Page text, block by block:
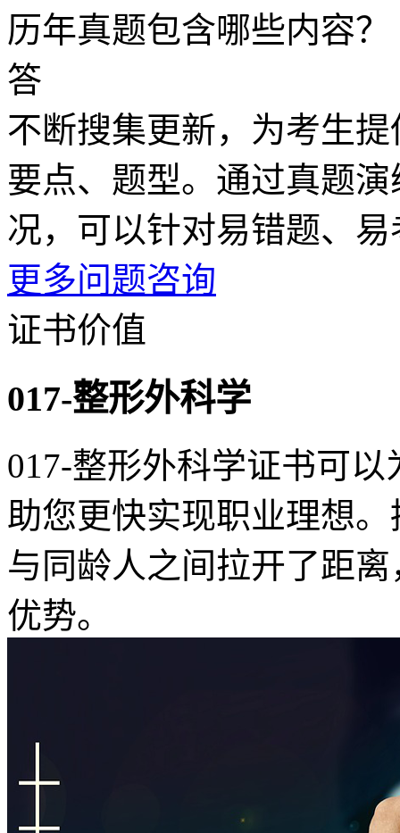
历年真题包含哪些内容？
答
不断搜集更新，为考生
要点、题型。通过真题
况，可以针对易错题、
更多问题咨询
证书价值
017-整形外科学
017-整形外科学证书可
助您更快实现职业理想
与同龄人之间拉开了距
优势。